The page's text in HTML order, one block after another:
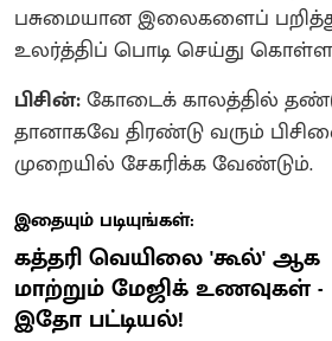
பசுமையான இலைகளைப்
உலர்த்திப் பொடி செய்து
பிசின்:கோடைக் காலத்தில்
தானாகவே திரண்டு வரும்
முறையில் சேகரிக்க வேண்டும்.
இதையும் படியுங்கள்:
கத்தரி வெயிலை 'கூல்' ஆக
மாற்றும் மேஜிக் உணவுகள் -
இதோ பட்டியல்!